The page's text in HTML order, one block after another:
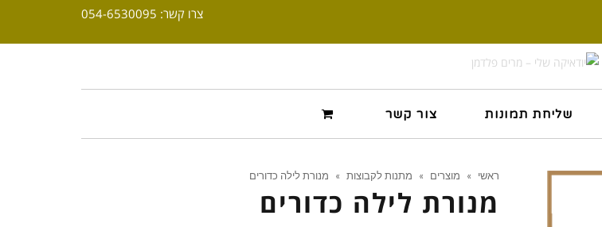
צרו קשר: 054-6530095
שליחת תמונות צור קשר
ראשי » מוצרים » מתנות לקבוצות » מנורת לילה כדורים
מנורת לילה כדורים